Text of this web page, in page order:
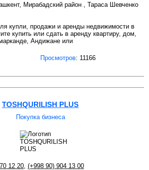
Мирабадский район , Тараса Шевченко
купли, продажи и аренды недвижимости в
купить или сдать в аренду квартиру, дом,
Андижане или
Просмотров: 11166
TOSHQURILISH PLUS
Покупка бизнеса
12 20, (+998 90) 904 13 00